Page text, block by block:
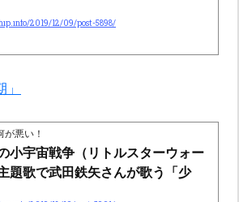
2019/12/09/post-5898/
悪い！
小宇宙戦争（リトルスターウォー
題歌で武田鉄矢さんが歌う「少